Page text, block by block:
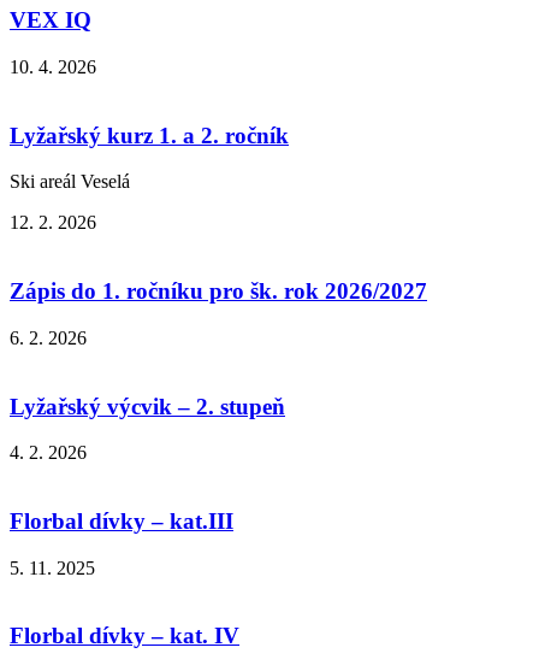
VEX IQ
10. 4. 2026
Lyžařský kurz 1. a 2. ročník
Ski areál Veselá
12. 2. 2026
Zápis do 1. ročníku pro šk. rok 2026/2027
6. 2. 2026
Lyžařský výcvik – 2. stupeň
4. 2. 2026
Florbal dívky – kat.III
5. 11. 2025
Florbal dívky – kat. IV